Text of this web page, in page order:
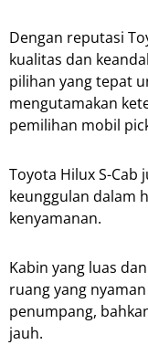
Dengan reputasi
kualitas dan
pilihan yang tepat
mengutamakan
pemilihan mobil
Toyota Hilux S-Cab
keunggulan dalam
kenyamanan.
Kabin yang luas
ruang yang
penumpang,
jauh.